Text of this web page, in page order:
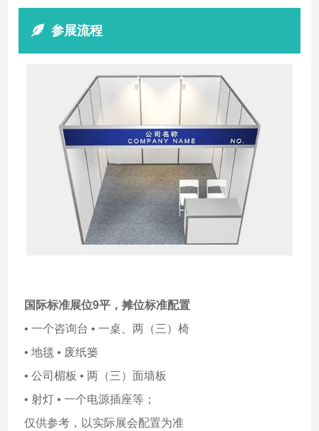
参展流程
国际标准展位9平，摊位标准配置
• 一个咨询台 • 一桌、两（三）椅
• 地毯 • 废纸篓
• 公司楣板 • 两（三）面墙板
• 射灯 • 一个电源插座等；
仅供参考，以实际展会配置为准